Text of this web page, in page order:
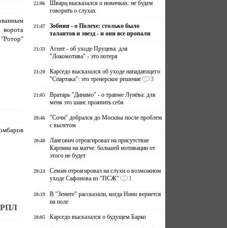
РПЛ
22:06
Шварц высказался о новичках: не будем
говорить о слухах
21:47
Зобнин - о Полехе: столько было
талантов и звезд - и они все пропали
21:33
Агент - об уходе Пруцева: для
"Локомотива" - это потеря
21:20
Карседо высказался об уходе нападающего
"Спартака": это тренерское решение
3
21:05
Вратарь "Динамо" - о травме Лунёва: для
меня это шанс проявить себя
20:46
"Сочи" добрался до Москвы после проблем
с вылетом
20:40
Лангович отреагировал на присутствие
Карпина на матче: большей мотивации от
этого не будет
20:24
Семин отреагировал на слухи о возможном
уходе Сафонова из "ПСЖ"
1
20:19
В "Зените" рассказали, когда Нино вернется
на поле
20:05 Карседо высказался о будущем Барко